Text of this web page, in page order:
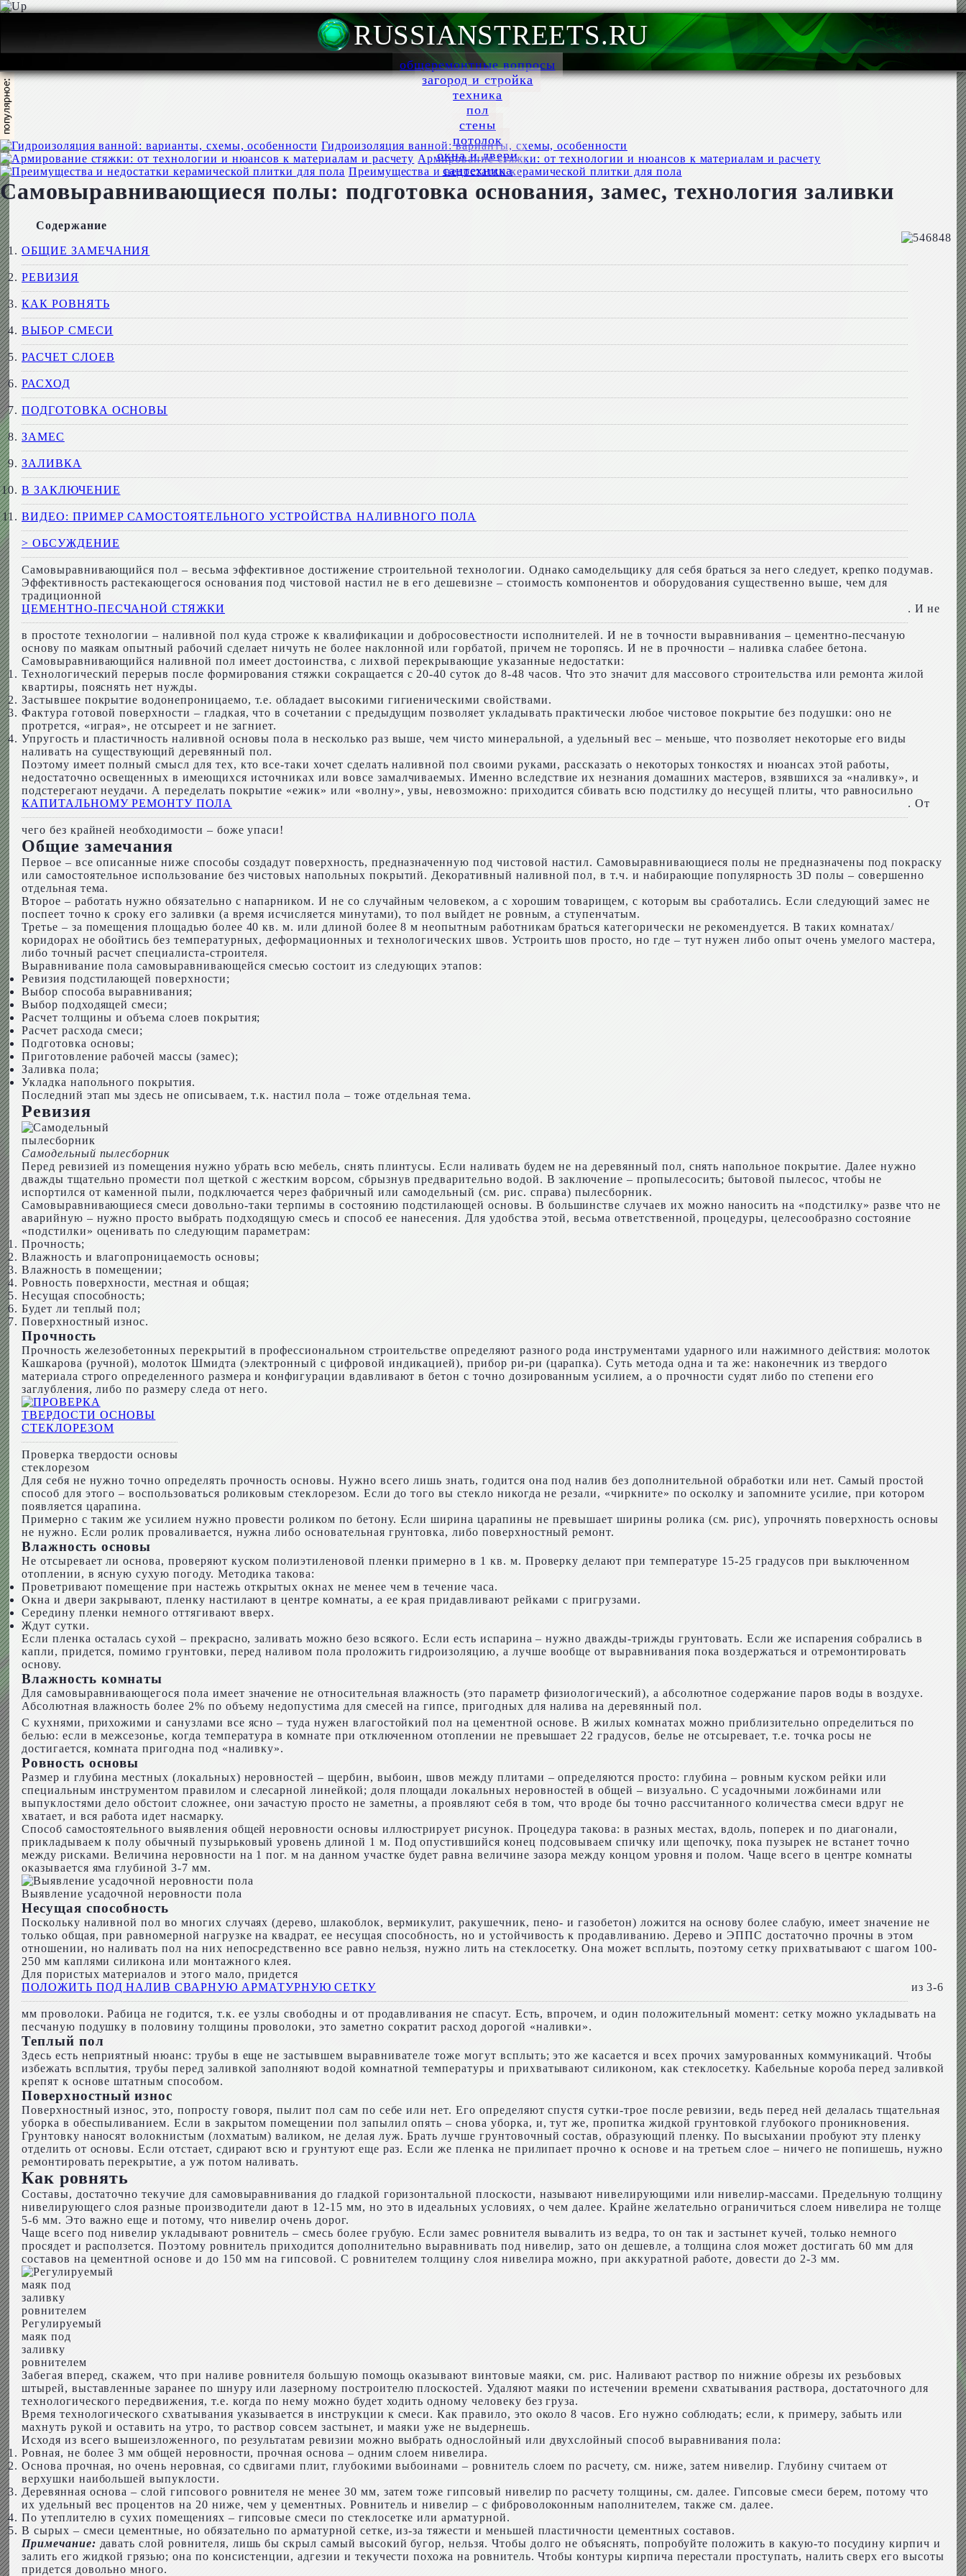
RUSSIANSTREETS.RU
общеремонтные вопросы
загород и стройка
техника
пол
стены
потолок
окна и двери
сантехника
Гидроизоляция ванной: варианты, схемы, особенности
Армирование стяжки: от технологии и нюансов к материалам и расчету
Преимущества и недостатки керамической плитки для пола
Самовыравнивающиеся полы: подготовка основания, замес, технология заливки
Содержание
ОБЩИЕ ЗАМЕЧАНИЯ
РЕВИЗИЯ
КАК РОВНЯТЬ
ВЫБОР СМЕСИ
РАСЧЕТ СЛОЕВ
РАСХОД
ПОДГОТОВКА ОСНОВЫ
ЗАМЕС
ЗАЛИВКА
В ЗАКЛЮЧЕНИЕ
ВИДЕО: ПРИМЕР САМОСТОЯТЕЛЬНОГО УСТРОЙСТВА НАЛИВНОГО ПОЛА
> ОБСУЖДЕНИЕ
Самовыравнивающийся пол – весьма эффективное достижение строительной технологии. Однако самодельщику для себя браться за него следует, крепко подумав.
Эффективность растекающегося основания под чистовой настил не в его дешевизне – стоимость компонентов и оборудования существенно выше, чем для
традиционной
ЦЕМЕНТНО-ПЕСЧАНОЙ СТЯЖКИ
. И не
в простоте технологии – наливной пол куда строже к квалификации и добросовестности исполнителей. И не в точности выравнивания – цементно-песчаную
основу по маякам опытный рабочий сделает ничуть не более наклонной или горбатой, причем не торопясь. И не в прочности – наливка слабее бетона.
Самовыравнивающийся наливной пол имеет достоинства, с лихвой перекрывающие указанные недостатки:
Технологический перерыв после формирования стяжки сокращается с 20-40 суток до 8-48 часов. Что это значит для массового строительства или ремонта жилой
квартиры, пояснять нет нужды.
Застывшее покрытие водонепроницаемо, т.е. обладает высокими гигиеническими свойствами.
Фактура готовой поверхности – гладкая, что в сочетании с предыдущим позволяет укладывать практически любое чистовое покрытие без подушки: оно не
протрется, «играя», не отсыреет и не загниет.
Упругость и пластичность наливной основы пола в несколько раз выше, чем чисто минеральной, а удельный вес – меньше, что позволяет некоторые его виды
наливать на существующий деревянный пол.
Поэтому имеет полный смысл для тех, кто все-таки хочет сделать наливной пол своими руками, рассказать о некоторых тонкостях и нюансах этой работы,
недостаточно освещенных в имеющихся источниках или вовсе замалчиваемых. Именно вследствие их незнания домашних мастеров, взявшихся за «наливку», и
подстерегают неудачи. А переделать покрытие «ежик» или «волну», увы, невозможно: приходится сбивать всю подстилку до несущей плиты, что равносильно
КАПИТАЛЬНОМУ РЕМОНТУ ПОЛА
. От
чего без крайней необходимости – боже упаси!
Общие замечания
Первое – все описанные ниже способы создадут поверхность, предназначенную под чистовой настил. Самовыравнивающиеся полы не предназначены под покраску
или самостоятельное использование без чистовых напольных покрытий. Декоративный наливной пол, в т.ч. и набирающие популярность 3D полы – совершенно
отдельная тема.
Второе – работать нужно обязательно с напарником. И не со случайным человеком, а с хорошим товарищем, с которым вы сработались. Если следующий замес не
поспеет точно к сроку его заливки (а время исчисляется минутами), то пол выйдет не ровным, а ступенчатым.
Третье – за помещения площадью более 40 кв. м. или длиной более 8 м неопытным работникам браться категорически не рекомендуется. В таких комнатах/
коридорах не обойтись без температурных, деформационных и технологических швов. Устроить шов просто, но где – тут нужен либо опыт очень умелого мастера,
либо точный расчет специалиста-строителя.
Выравнивание пола самовыравнивающейся смесью состоит из следующих этапов:
Ревизия подстилающей поверхности;
Выбор способа выравнивания;
Выбор подходящей смеси;
Расчет толщины и объема слоев покрытия;
Расчет расхода смеси;
Подготовка основы;
Приготовление рабочей массы (замес);
Заливка пола;
Укладка напольного покрытия.
Последний этап мы здесь не описываем, т.к. настил пола – тоже отдельная тема.
Ревизия
Самодельный пылесборник
Перед ревизией из помещения нужно убрать всю мебель, снять плинтусы. Если наливать будем не на деревянный пол, снять напольное покрытие. Далее нужно
дважды тщательно промести пол щеткой с жестким ворсом, сбрызнув предварительно водой. В заключение – пропылесосить; бытовой пылесос, чтобы не
испортился от каменной пыли, подключается через фабричный или самодельный (см. рис. справа) пылесборник.
Самовыравнивающиеся смеси довольно-таки терпимы в состоянию подстилающей основы. В большинстве случаев их можно наносить на «подстилку» разве что не
аварийную – нужно просто выбрать подходящую смесь и способ ее нанесения. Для удобства этой, весьма ответственной, процедуры, целесообразно состояние
«подстилки» оценивать по следующим параметрам:
Прочность;
Влажность и влагопроницаемость основы;
Влажность в помещении;
Ровность поверхности, местная и общая;
Несущая способность;
Будет ли теплый пол;
Поверхностный износ.
Прочность
Прочность железобетонных перекрытий в профессиональном строительстве определяют разного рода инструментами ударного или нажимного действия: молоток
Кашкарова (ручной), молоток Шмидта (электронный с цифровой индикацией), прибор ри-ри (царапка). Суть метода одна и та же: наконечник из твердого
материала строго определенного размера и конфигурации вдавливают в бетон с точно дозированным усилием, а о прочности судят либо по степени его
заглубления, либо по размеру следа от него.
Проверка твердости основы
стеклорезом
Для себя не нужно точно определять прочность основы. Нужно всего лишь знать, годится она под налив без дополнительной обработки или нет. Самый простой
способ для этого – воспользоваться роликовым стеклорезом. Если до того вы стекло никогда не резали, «чиркните» по осколку и запомните усилие, при котором
появляется царапина.
Примерно с таким же усилием нужно провести роликом по бетону. Если ширина царапины не превышает ширины ролика (см. рис), упрочнять поверхность основы
не нужно. Если ролик проваливается, нужна либо основательная грунтовка, либо поверхностный ремонт.
Влажность основы
Не отсыревает ли основа, проверяют куском полиэтиленовой пленки примерно в 1 кв. м. Проверку делают при температуре 15-25 градусов при выключенном
отоплении, в ясную сухую погоду. Методика такова:
Проветривают помещение при настежь открытых окнах не менее чем в течение часа.
Окна и двери закрывают, пленку настилают в центре комнаты, а ее края придавливают рейками с пригрузами.
Середину пленки немного оттягивают вверх.
Ждут сутки.
Если пленка осталась сухой – прекрасно, заливать можно безо всякого. Если есть испарина – нужно дважды-трижды грунтовать. Если же испарения собрались в
капли, придется, помимо грунтовки, перед наливом пола проложить гидроизоляцию, а лучше вообще от выравнивания пока воздержаться и отремонтировать
основу.
Влажность комнаты
Для самовыравнивающегося пола имеет значение не относительная влажность (это параметр физиологический), а абсолютное содержание паров воды в воздухе.
Абсолютная влажность более 2% по объему недопустима для смесей на гипсе, пригодных для налива на деревянный пол.
С кухнями, прихожими и санузлами все ясно – туда нужен влагостойкий пол на цементной основе. В жилых комнатах можно приблизительно определиться по
белью: если в межсезонье, когда температура в комнате при отключенном отоплении не превышает 22 градусов, белье не отсыревает, т.е. точка росы не
достигается, комната пригодна под «наливку».
Ровность основы
Размер и глубина местных (локальных) неровностей – щербин, выбоин, швов между плитами – определяются просто: глубина – ровным куском рейки или
специальным инструментом правилом и слесарной линейкой; доля площади локальных неровностей в общей – визуально. С усадочными ложбинами или
выпуклостями дело обстоит сложнее, они зачастую просто не заметны, а проявляют себя в том, что вроде бы точно рассчитанного количества смеси вдруг не
хватает, и вся работа идет насмарку.
Способ самостоятельного выявления общей неровности основы иллюстрирует рисунок. Процедура такова: в разных местах, вдоль, поперек и по диагонали,
прикладываем к полу обычный пузырьковый уровень длиной 1 м. Под опустившийся конец подсовываем спичку или щепочку, пока пузырек не встанет точно
между рисками. Величина неровности на 1 пог. м на данном участке будет равна величине зазора между концом уровня и полом. Чаще всего в центре комнаты
оказывается яма глубиной 3-7 мм.
Выявление усадочной неровности пола
Несущая способность
Поскольку наливной пол во многих случаях (дерево, шлакоблок, вермикулит, ракушечник, пено- и газобетон) ложится на основу более слабую, имеет значение не
только общая, при равномерной нагрузке на квадрат, ее несущая способность, но и устойчивость к продавливанию. Дерево и ЭППС достаточно прочны в этом
отношении, но наливать пол на них непосредственно все равно нельзя, нужно лить на стеклосетку. Она может всплыть, поэтому сетку прихватывают с шагом 100-
250 мм каплями силикона или монтажного клея.
Для пористых материалов и этого мало, придется
ПОЛОЖИТЬ ПОД НАЛИВ СВАРНУЮ АРМАТУРНУЮ СЕТКУ
из 3-6
мм проволоки. Рабица не годится, т.к. ее узлы свободны и от продавливания не спасут. Есть, впрочем, и один положительный момент: сетку можно укладывать на
песчаную подушку в половину толщины проволоки, это заметно сократит расход дорогой «наливки».
Теплый пол
Здесь есть неприятный нюанс: трубы в еще не застывшем выравнивателе тоже могут всплыть; это же касается и всех прочих замурованных коммуникаций. Чтобы
избежать всплытия, трубы перед заливкой заполняют водой комнатной температуры и прихватывают силиконом, как стеклосетку. Кабельные короба перед заливкой
крепят к основе штатным способом.
Поверхностный износ
Поверхностный износ, это, попросту говоря, пылит пол сам по себе или нет. Его определяют спустя сутки-трое после ревизии, ведь перед ней делалась тщательная
уборка в обеспыливанием. Если в закрытом помещении пол запылил опять – снова уборка, и, тут же, пропитка жидкой грунтовкой глубокого проникновения.
Грунтовку наносят волокнистым (лохматым) валиком, не делая луж. Брать лучше грунтовочный состав, образующий пленку. По высыхании пробуют эту пленку
отделить от основы. Если отстает, сдирают всю и грунтуют еще раз. Если же пленка не прилипает прочно к основе и на третьем слое – ничего не попишешь, нужно
ремонтировать перекрытие, а уж потом наливать.
Как ровнять
Составы, достаточно текучие для самовыравнивания до гладкой горизонтальной плоскости, называют нивелирующими или нивелир-массами. Предельную толщину
нивелирующего слоя разные производители дают в 12-15 мм, но это в идеальных условиях, о чем далее. Крайне желательно ограничиться слоем нивелира не толще
5-6 мм. Это важно еще и потому, что нивелир очень дорог.
Чаще всего под нивелир укладывают ровнитель – смесь более грубую. Если замес ровнителя вывалить из ведра, то он так и застынет кучей, только немного
просядет и расползется. Поэтому ровнитель приходится дополнительно выравнивать под нивелир, зато он дешевле, а толщина слоя может достигать 60 мм для
составов на цементной основе и до 150 мм на гипсовой. С ровнителем толщину слоя нивелира можно, при аккуратной работе, довести до 2-3 мм.
Регулируемый
маяк под
заливку
ровнителем
Забегая вперед, скажем, что при наливе ровнителя большую помощь оказывают винтовые маяки, см. рис. Наливают раствор по нижние обрезы их резьбовых
штырей, выставленные заранее по шнуру или лазерному построителю плоскостей. Удаляют маяки по истечении времени схватывания раствора, достаточного для
технологического передвижения, т.е. когда по нему можно будет ходить одному человеку без груза.
Время технологического схватывания указывается в инструкции к смеси. Как правило, это около 8 часов. Его нужно соблюдать; если, к примеру, забыть или
махнуть рукой и оставить на утро, то раствор совсем застынет, и маяки уже не выдернешь.
Исходя из всего вышеизложенного, по результатам ревизии можно выбрать однослойный или двухслойный способ выравнивания пола:
Ровная, не более 3 мм общей неровности, прочная основа – одним слоем нивелира.
Основа прочная, но очень неровная, со сдвигами плит, глубокими выбоинами – ровнитель слоем по расчету, см. ниже, затем нивелир. Глубину считаем от
верхушки наибольшей выпуклости.
Деревянная основа – слой гипсового ровнителя не менее 30 мм, затем тоже гипсовый нивелир по расчету толщины, см. далее. Гипсовые смеси берем, потому что
их удельный вес процентов на 20 ниже, чем у цементных. Ровнитель и нивелир – с фиброволоконным наполнителем, также см. далее.
По утеплителю в сухих помещениях – гипсовые смеси по стеклосетке или арматурной.
В сырых – смеси цементные, но обязательно по арматурной сетке, из-за тяжести и меньшей пластичности цементных составов.
Примечание: давать слой ровнителя, лишь бы скрыл самый высокий бугор, нельзя. Чтобы долго не объяснять, попробуйте положить в какую-то посудину кирпич и
залить его жидкой грязью; она по консистенции, адгезии и текучести похожа на ровнитель. Чтобы контуры кирпича перестали проступать, налить сверх его высоты
придется довольно много.